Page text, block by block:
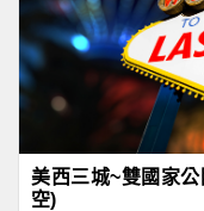
美西三城~雙國家
空)